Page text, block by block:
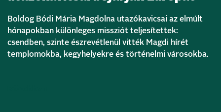
Boldog Bódi Mária Magdolna utazókavicsai az elmúlt
hónapokban különleges missziót teljesítettek:
csendben, szinte észrevétlenül vitték Magdi hírét
templomokba, kegyhelyekre és történelmi városokba.